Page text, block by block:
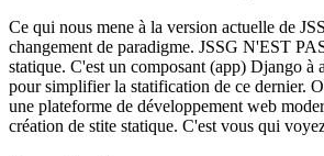
Ce qui nous mene à la version actuelle de
changement de paradigme. JSSG N'EST
statique. C'est un composant (app) Django à
pour simplifier la statification de ce dernier.
une plateforme de développement web
création de stite statique. C'est vous qui